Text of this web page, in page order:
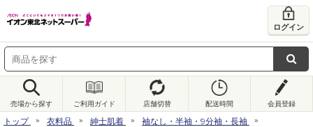
ログイン
売場から探す ご利用ガイド 店舗切替 配送時間 会員登録
トップ 衣料品 紳士肌着
袖なし・半袖・9分袖・長袖